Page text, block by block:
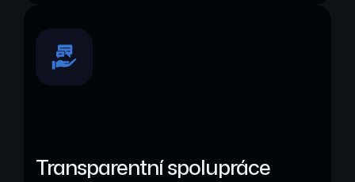
Transparentní spolupráce